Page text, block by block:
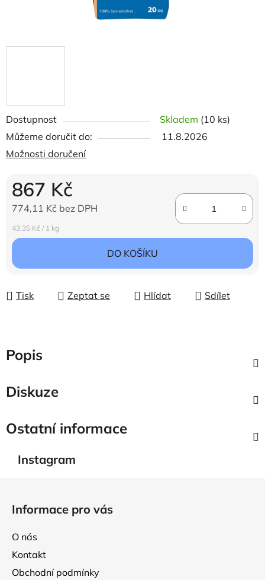
Dostupnost Skladem (10 ks)
Můžeme doručit do:
11.8.2026
Možnosti doručení
867 Kč
774,11 Kč bez DPH
Měrná cena:
43,35 Kč / 1 kg
DO KOŠÍKU
Tisk Zeptat se Hlídat Sdílet
Popis
Diskuze
Ostatní informace
Instagram
Informace pro vás
O nás
Kontakt
Obchodní podmínky